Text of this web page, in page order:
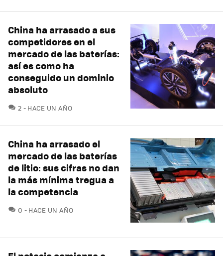
China ha arrasado a sus
competidores en el
mercado de las baterías:
así es como ha
conseguido un dominio
absoluto
2 COMENTARIOS
HACE UN AÑO
China ha arrasado el
mercado de las baterías
de litio: sus cifras no dan
la más mínima tregua a
la competencia
0 COMENTARIOS
HACE UN AÑO